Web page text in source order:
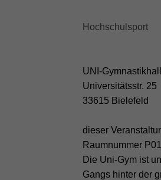
skip
to
main
content
Hochschulsport
UNI-
Universitätsstr. 25
33615 Bielefeld
dieser
Raumnummer
Die Uni-Gym ist
Gangs hinter der